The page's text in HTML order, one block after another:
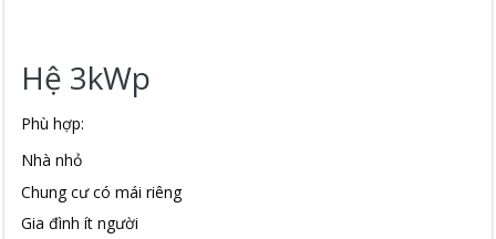
Hệ 3kWp
Phù hợp:
Nhà nhỏ
Chung cư có mái riêng
Gia đình ít người